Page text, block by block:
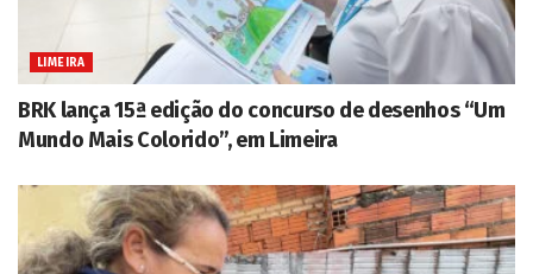
LIMEIRA
BRK lança 15ª edição do concurso de desenhos “Um
Mundo Mais Colorido”, em Limeira